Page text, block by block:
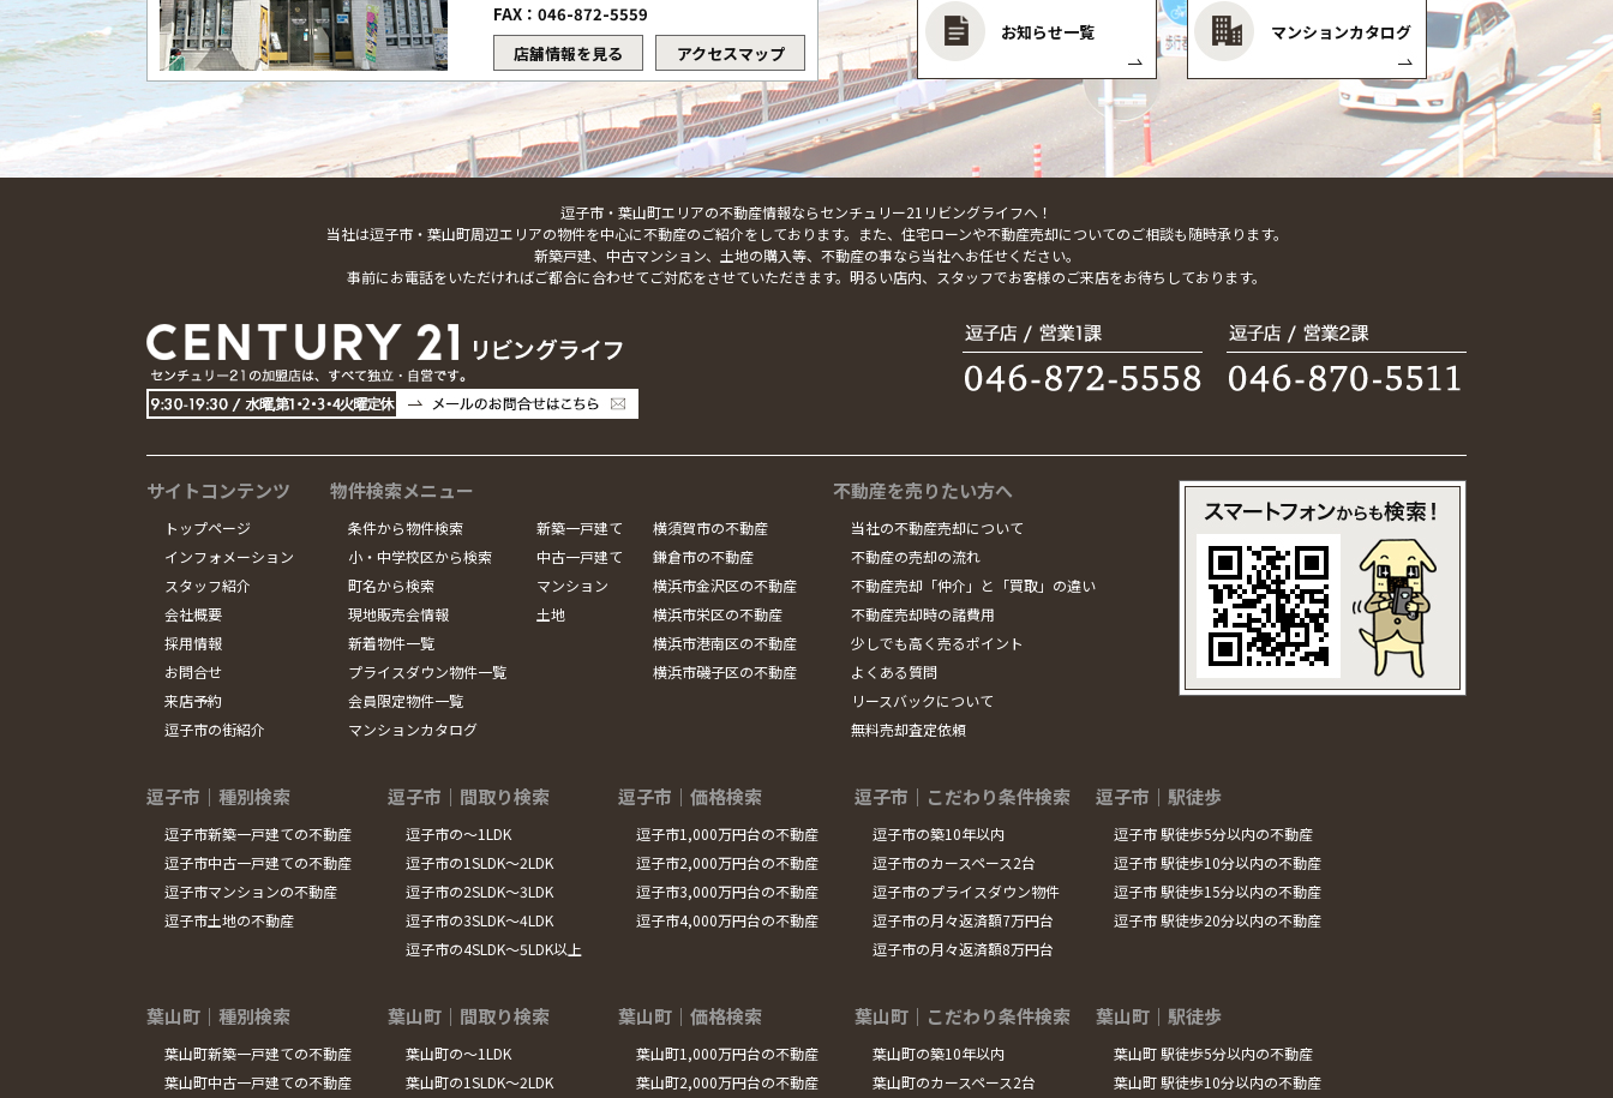
FAX：046-872-5559
店舗情報を見る
アクセスマップ
お知らせ一覧 マンションカタログ
逗子市・葉山町エリアの不動産情報ならセンチュリー21リビングライフへ！
当社は逗子市・葉山町周辺エリアの物件を中心に不動産のご紹介をしております。また、住宅ローンや不動産売却についてのご相談も随時承ります。
新築戸建、中古マンション、土地の購入等、不動産の事なら当社へお任せください。
事前にお電話をいただければご都合に合わせてご対応をさせていただきます。明るい店内、スタッフでお客様のご来店をお待ちしております。
サイトコンテンツ
トップページ
インフォメーション
スタッフ紹介
会社概要
採用情報
お問合せ
来店予約
逗子市の街紹介
物件検索メニュー
条件から物件検索
小・中学校区から検索
町名から検索
現地販売会情報
新着物件一覧
プライスダウン物件一覧
会員限定物件一覧
マンションカタログ
新築一戸建て
中古一戸建て
マンション
土地
横須賀市の不動産
鎌倉市の不動産
横浜市金沢区の不動産
横浜市栄区の不動産
横浜市港南区の不動産
横浜市磯子区の不動産
不動産を売りたい方へ
当社の不動産売却について
不動産の売却の流れ
不動産売却「仲介」と「買取」の違い
不動産売却時の諸費用
少しでも高く売るポイント
よくある質問
リースバックについて
無料売却査定依頼
逗子市｜種別検索
逗子市新築一戸建ての不動産
逗子市中古一戸建ての不動産
逗子市マンションの不動産
逗子市土地の不動産
逗子市｜間取り検索
逗子市の～1LDK
逗子市の1SLDK～2LDK
逗子市の2SLDK～3LDK
逗子市の3SLDK～4LDK
逗子市の4SLDK～5LDK以上
逗子市｜価格検索
逗子市1,000万円台の不動産
逗子市2,000万円台の不動産
逗子市3,000万円台の不動産
逗子市4,000万円台の不動産
逗子市｜こだわり条件検索
逗子市の築10年以内
逗子市のカースペース2台
逗子市のプライスダウン物件
逗子市の月々返済額7万円台
逗子市の月々返済額8万円台
逗子市｜駅徒歩
逗子市 駅徒歩5分以内の不動産
逗子市 駅徒歩10分以内の不動産
逗子市 駅徒歩15分以内の不動産
逗子市 駅徒歩20分以内の不動産
葉山町｜種別検索
葉山町新築一戸建ての不動産
葉山町中古一戸建ての不動産
葉山町｜間取り検索
葉山町の～1LDK
葉山町の1SLDK～2LDK
葉山町｜価格検索
葉山町1,000万円台の不動産
葉山町2,000万円台の不動産
葉山町｜こだわり条件検索
葉山町の築10年以内
葉山町のカースペース2台
葉山町｜駅徒歩
葉山町 駅徒歩5分以内の不動産
葉山町 駅徒歩10分以内の不動産